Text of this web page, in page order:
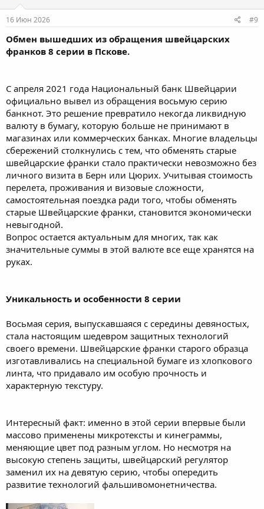
16 Июн 2026 #9
Обмен вышедших из обращения швейцарских
франков 8 серии в Пскове.
С апреля 2021 года Национальный банк Швейцарии
официально вывел из обращения восьмую серию
банкнот. Это решение превратило некогда ликвидную
валюту в бумагу, которую больше не принимают в
магазинах или коммерческих банках. Многие владельцы
сбережений столкнулись с тем, что обменять старые
швейцарские франки стало практически невозможно без
личного визита в Берн или Цюрих. Учитывая стоимость
перелета, проживания и визовые сложности,
самостоятельная поездка ради того, чтобы обменять
старые Швейцарские франки, становится экономически
невыгодной.
Вопрос остается актуальным для многих, так как
значительные суммы в этой валюте все еще хранятся на
руках.
Уникальность и особенности 8 серии
Восьмая серия, выпускавшаяся с середины девяностых,
стала настоящим шедевром защитных технологий
своего времени. Швейцарские франки старого образца
изготавливались на специальной бумаге из хлопкового
линта, что придавало им особую прочность и
характерную текстуру.
Интересный факт: именно в этой серии впервые были
массово применены микротексты и кинеграммы,
меняющие цвет под разным углом. Но несмотря на
высокую степень защиты, швейцарский регулятор
заменил их на девятую серию, чтобы опередить
развитие технологий фальшивомонетничества.